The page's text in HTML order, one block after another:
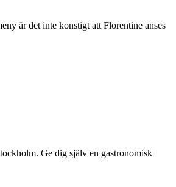
är det inte konstigt att Florentine anses
Ge dig själv en gastronomisk